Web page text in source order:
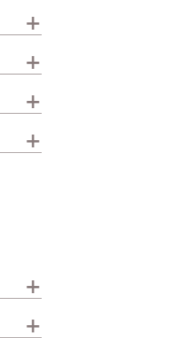
+
+
+
+
+
+